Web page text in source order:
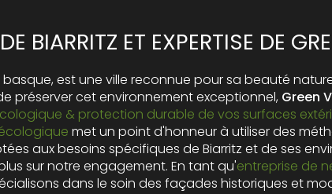
BIARRITZ ET EXPERTISE DE
basque, est une ville reconnue pour sa beauté
préserver cet environnement exceptionnel, Green
& protection durable de vos surfaces
met un point d'honneur à utiliser des
aux besoins spécifiques de Biarritz et de ses
sur notre engagement. En tant qu'entreprise de
dans le soin des façades historiques et